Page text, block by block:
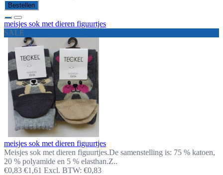
Bestellen
meisjes sok met dieren figuurtjes
SALE
meisjes sok met dieren figuurtjes
Meisjes sok met dieren figuurtjes.De samenstelling is: 75 % katoen,
20 % polyamide en 5 % elasthan.Z..
€0,83 €1,61 Excl. BTW: €0,83